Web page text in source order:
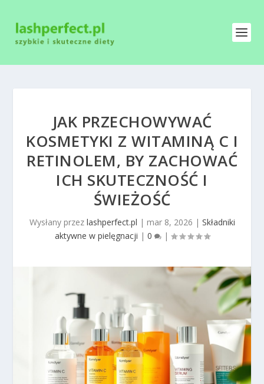
JAK PRZECHOWYWAĆ
KOSMETYKI Z WITAMINĄ C I
RETINOLEM, BY ZACHOWAĆ
ICH SKUTECZNOŚĆ I
ŚWIEŻOŚĆ
Wysłany przez lashperfect.pl | mar 8, 2026 | Składniki
aktywne w pielęgnacji | 0 |